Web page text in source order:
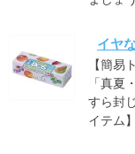
イヤ
【簡易
「真夏
すら封
イテム】